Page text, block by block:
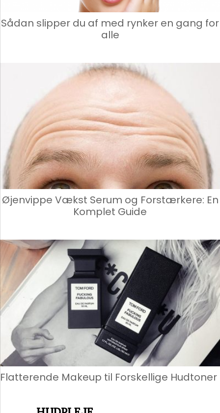
Sådan slipper du af med rynker en gang for
alle
Øjenvippe Vækst Serum og Forstærkere: En
Komplet Guide
Flatterende Makeup til Forskellige Hudtoner